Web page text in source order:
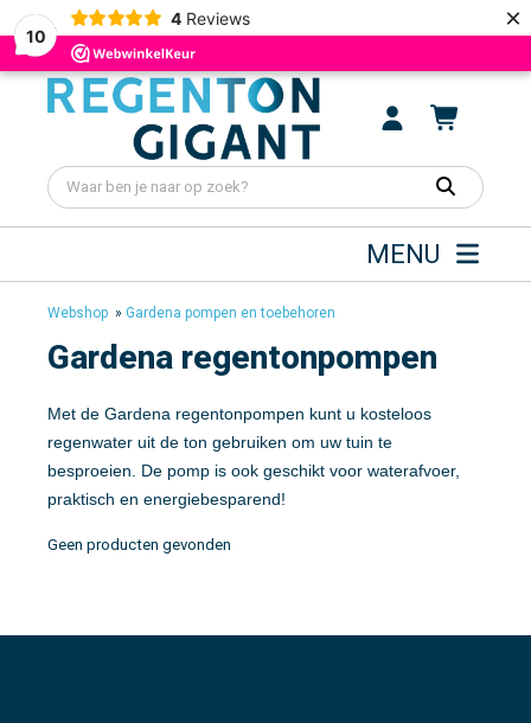
10
4 Reviews ×
MENU
Webshop » Gardena pompen en toebehoren
Gardena regentonpompen
Met de Gardena regentonpompen kunt u kosteloos
regenwater uit de ton gebruiken om uw tuin te
besproeien. De pomp is ook geschikt voor waterafvoer,
praktisch en energiebesparend!
Geen producten gevonden